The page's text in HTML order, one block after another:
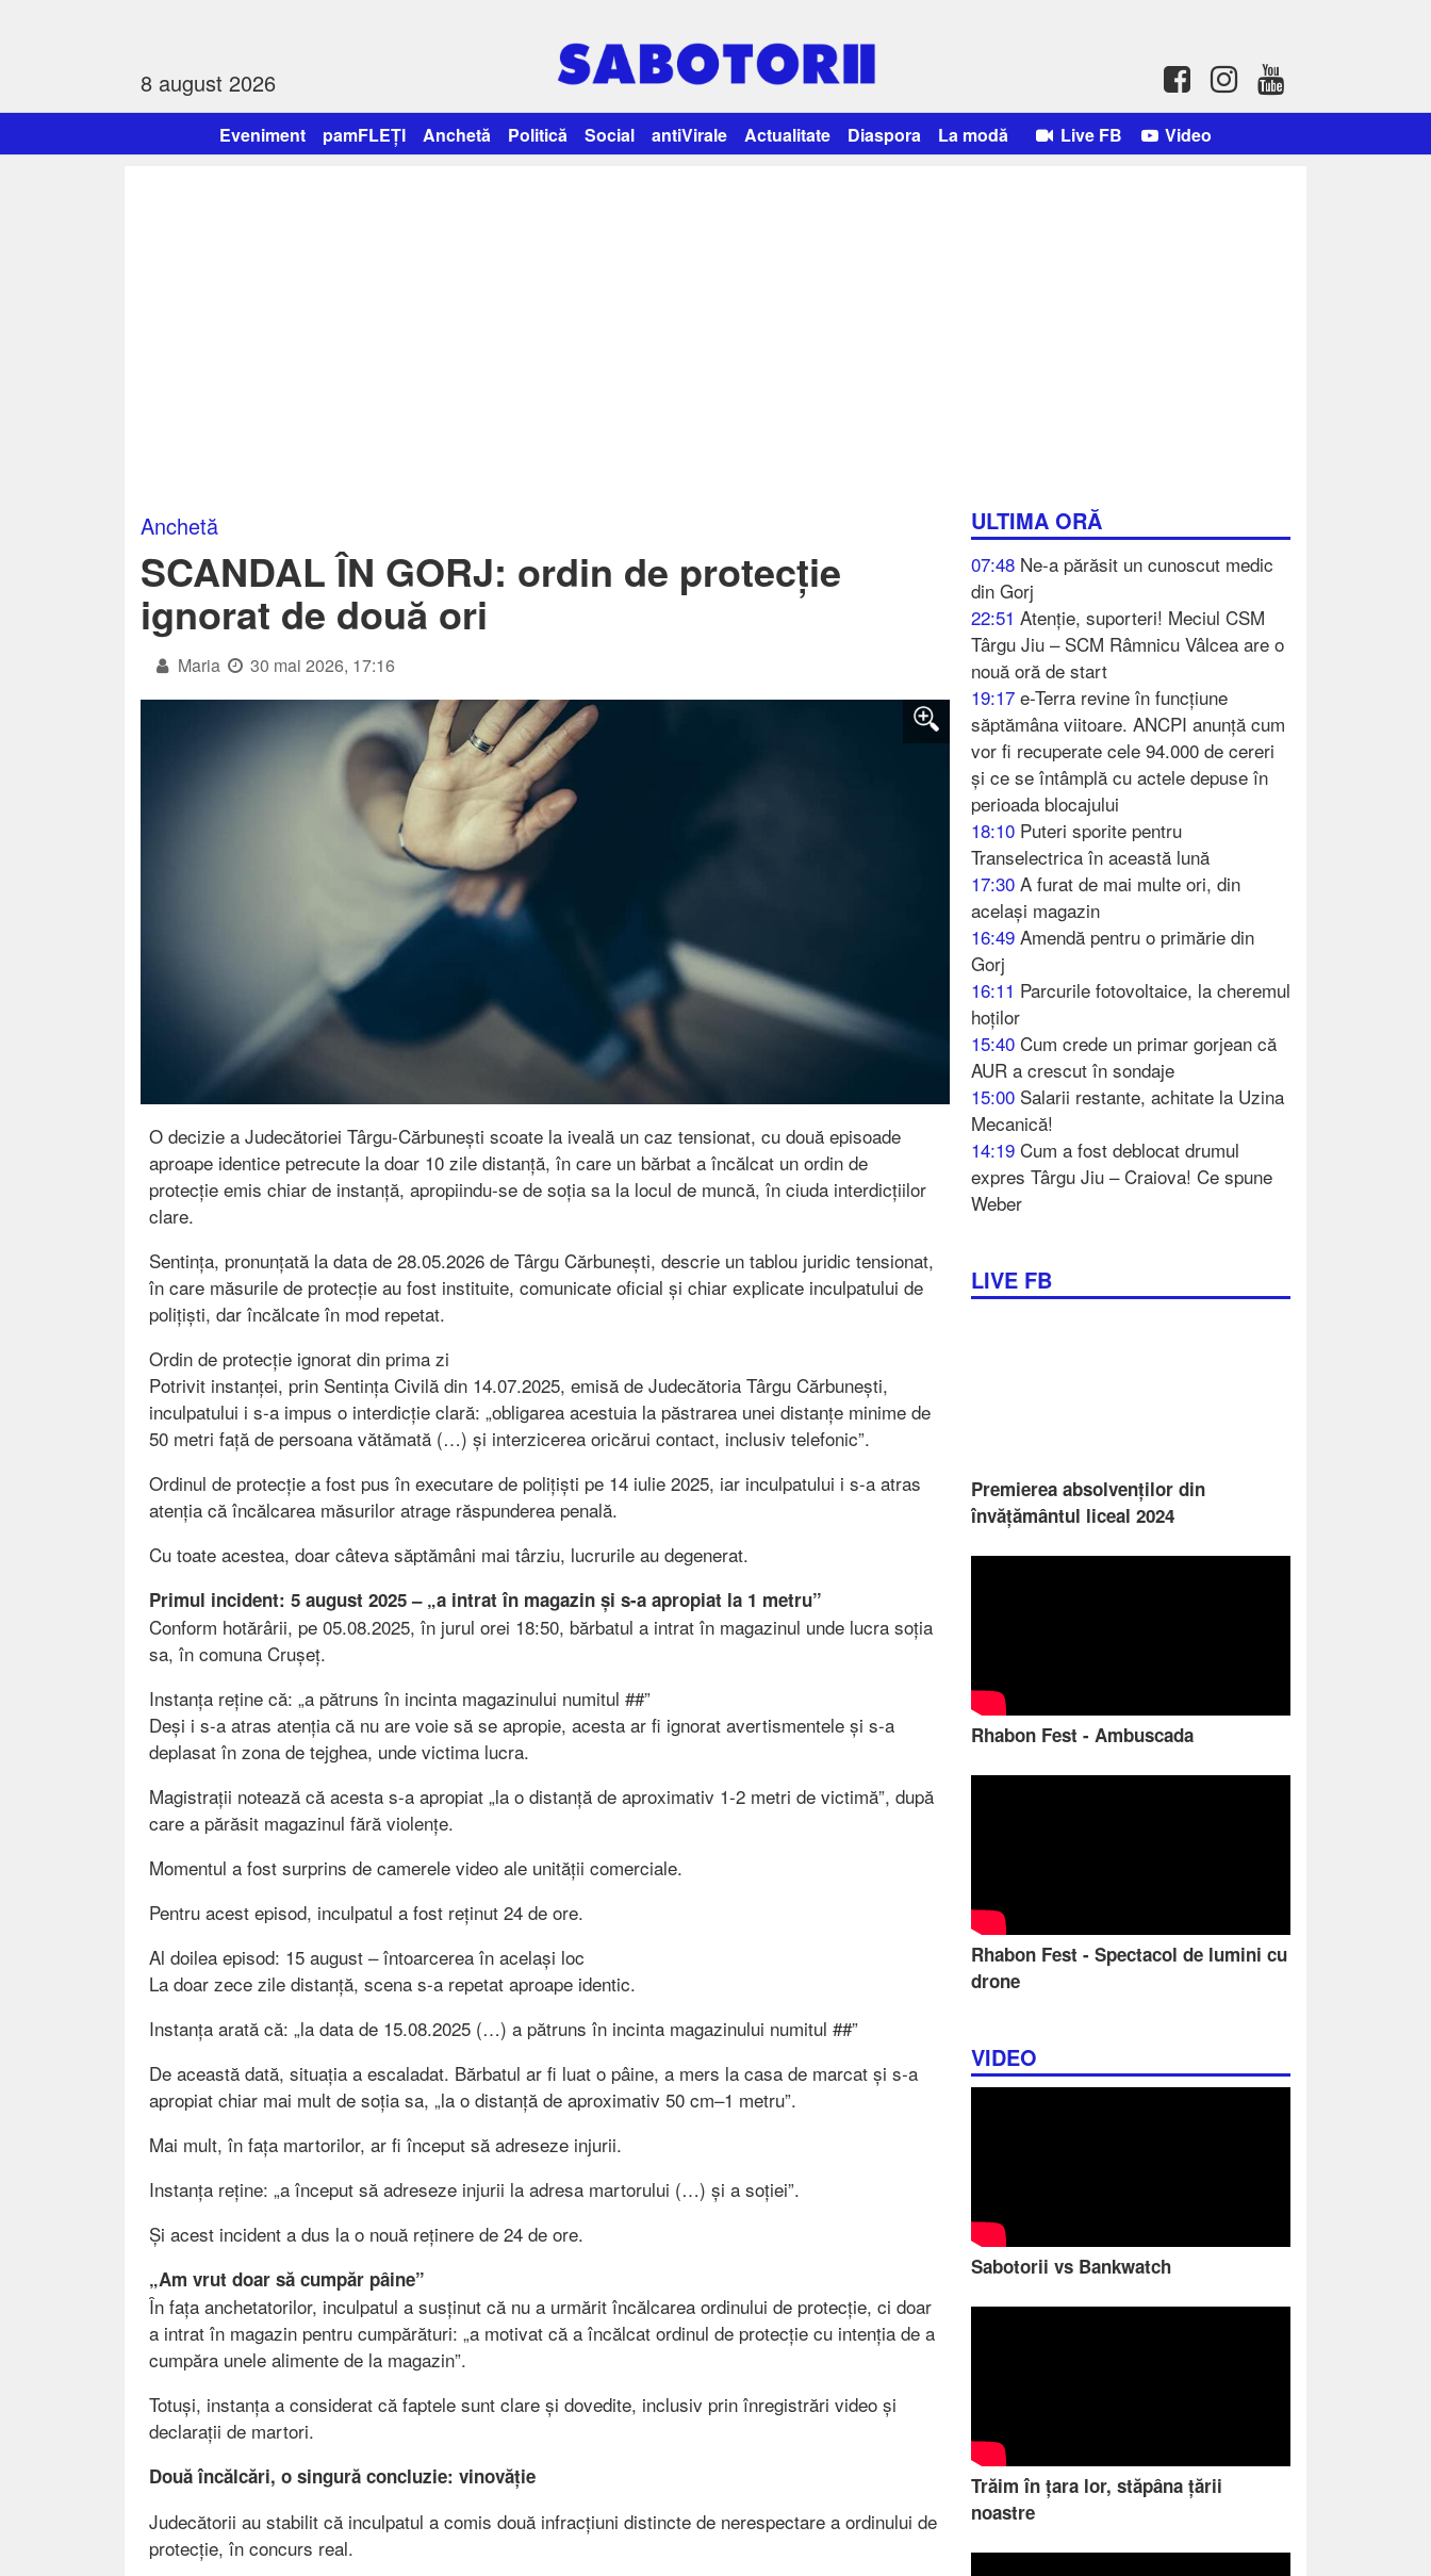
8 august 2026
Eveniment pamFLEȚI Anchetă Politică Social antiVirale Actualitate Diaspora La modă Live FB Video
ULTIMA ORĂ
07:48 Ne-a părăsit un cunoscut medic
din Gorj
22:51 Atenție, suporteri! Meciul CSM
Târgu Jiu – SCM Râmnicu Vâlcea are o
nouă oră de start
19:17 e-Terra revine în funcțiune
săptămâna viitoare. ANCPI anunță cum
vor fi recuperate cele 94.000 de cereri
și ce se întâmplă cu actele depuse în
perioada blocajului
18:10 Puteri sporite pentru
Transelectrica în această lună
17:30 A furat de mai multe ori, din
același magazin
16:49 Amendă pentru o primărie din
Gorj
16:11 Parcurile fotovoltaice, la cheremul
hoților
15:40 Cum crede un primar gorjean că
AUR a crescut în sondaje
15:00 Salarii restante, achitate la Uzina
Mecanică!
14:19 Cum a fost deblocat drumul
expres Târgu Jiu – Craiova! Ce spune
Weber
LIVE FB
Premierea absolvenților din
învățământul liceal 2024
Rhabon Fest - Ambuscada
Rhabon Fest - Spectacol de lumini cu
drone
VIDEO
Sabotorii vs Bankwatch
Trăim în țara lor, stăpâna țării
noastre
Anchetă
SCANDAL ÎN GORJ: ordin de protecție
ignorat de două ori
Maria 30 mai 2026, 17:16
O decizie a Judecătoriei Târgu-Cărbunești scoate la iveală un caz tensionat, cu două episoade
aproape identice petrecute la doar 10 zile distanță, în care un bărbat a încălcat un ordin de
protecție emis chiar de instanță, apropiindu-se de soția sa la locul de muncă, în ciuda interdicțiilor
clare.
Sentința, pronunțată la data de 28.05.2026 de Târgu Cărbunești, descrie un tablou juridic tensionat,
în care măsurile de protecție au fost instituite, comunicate oficial și chiar explicate inculpatului de
polițiști, dar încălcate în mod repetat.
Ordin de protecție ignorat din prima zi
Potrivit instanței, prin Sentința Civilă din 14.07.2025, emisă de Judecătoria Târgu Cărbunești,
inculpatului i s-a impus o interdicție clară: „obligarea acestuia la păstrarea unei distanțe minime de
50 metri față de persoana vătămată (…) și interzicerea oricărui contact, inclusiv telefonic”.
Ordinul de protecție a fost pus în executare de polițiști pe 14 iulie 2025, iar inculpatului i s-a atras
atenția că încălcarea măsurilor atrage răspunderea penală.
Cu toate acestea, doar câteva săptămâni mai târziu, lucrurile au degenerat.
Primul incident: 5 august 2025 – „a intrat în magazin și s-a apropiat la 1 metru”
Conform hotărârii, pe 05.08.2025, în jurul orei 18:50, bărbatul a intrat în magazinul unde lucra soția
sa, în comuna Crușeț.
Instanța reține că: „a pătruns în incinta magazinului numitul ##”
Deși i s-a atras atenția că nu are voie să se apropie, acesta ar fi ignorat avertismentele și s-a
deplasat în zona de tejghea, unde victima lucra.
Magistrații notează că acesta s-a apropiat „la o distanță de aproximativ 1-2 metri de victimă”, după
care a părăsit magazinul fără violențe.
Momentul a fost surprins de camerele video ale unității comerciale.
Pentru acest episod, inculpatul a fost reținut 24 de ore.
Al doilea episod: 15 august – întoarcerea în același loc
La doar zece zile distanță, scena s-a repetat aproape identic.
Instanța arată că: „la data de 15.08.2025 (…) a pătruns în incinta magazinului numitul ##”
De această dată, situația a escaladat. Bărbatul ar fi luat o pâine, a mers la casa de marcat și s-a
apropiat chiar mai mult de soția sa, „la o distanță de aproximativ 50 cm–1 metru”.
Mai mult, în fața martorilor, ar fi început să adreseze injurii.
Instanța reține: „a început să adreseze injurii la adresa martorului (…) și a soției”.
Și acest incident a dus la o nouă reținere de 24 de ore.
„Am vrut doar să cumpăr pâine”
În fața anchetatorilor, inculpatul a susținut că nu a urmărit încălcarea ordinului de protecție, ci doar
a intrat în magazin pentru cumpărături: „a motivat că a încălcat ordinul de protecție cu intenția de a
cumpăra unele alimente de la magazin”.
Totuși, instanța a considerat că faptele sunt clare și dovedite, inclusiv prin înregistrări video și
declarații de martori.
Două încălcări, o singură concluzie: vinovăție
Judecătorii au stabilit că inculpatul a comis două infracțiuni distincte de nerespectare a ordinului de
protecție, în concurs real.